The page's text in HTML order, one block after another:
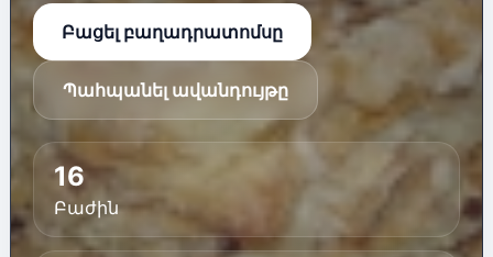
Բացել բաղադրատոմսը
Պահպանել ավանդույթը
16
Բաժին